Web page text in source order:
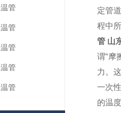
管
管
管
管
管
定管
程中
管 山
谓“摩
力。
一次
的温